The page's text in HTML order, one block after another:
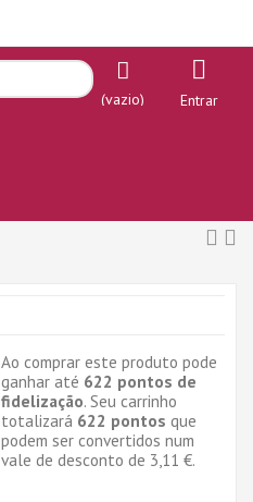
(vazio) Entrar
Ao comprar este produto pode
ganhar até 622 pontos de
fidelização. Seu carrinho
totalizará 622 pontos que
podem ser convertidos num
vale de desconto de 3,11 €.